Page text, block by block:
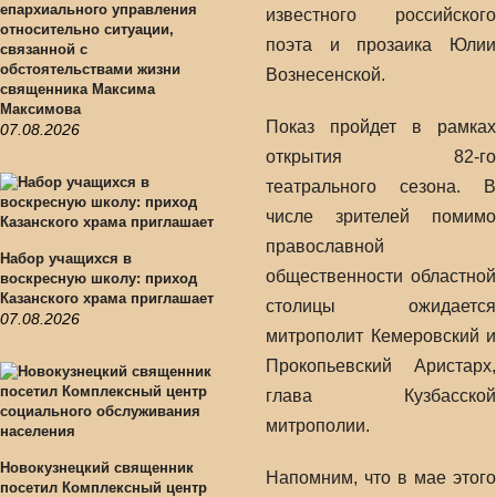
епархиального управления
относительно ситуации,
связанной с
обстоятельствами жизни
священника Максима
Максимова
07.08.2026
Набор учащихся в
воскресную школу: приход
Казанского храма приглашает
07.08.2026
Новокузнецкий священник
посетил Комплексный центр
известного российского
поэта и прозаика Юлии
Вознесенской.
Показ пройдет в рамках
открытия 82-го
театрального сезона. В
числе зрителей помимо
православной
общественности областной
столицы ожидается
митрополит Кемеровский и
Прокопьевский Аристарх,
глава Кузбасской
митрополии.
Напомним, что в мае этого